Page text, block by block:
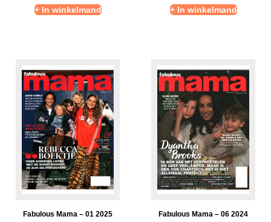
+ In winkelmand + In winkelmand
Fabulous Mama – 01 2025
Fabulous Mama – 06 2024